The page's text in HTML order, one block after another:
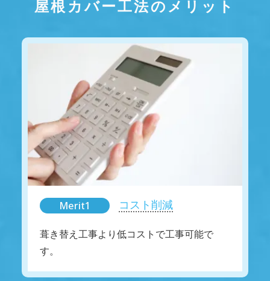
屋根カバー工法のメリット
Merit1 コスト削減
葺き替え工事より低コストで工事可能で
す。